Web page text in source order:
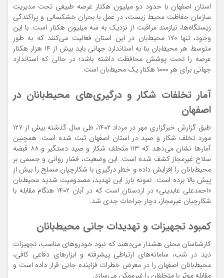
استان اصفهان با حدود دو میلیون هکتار عرصه طبیعی تحت مدیریت
سازمان حفاظت محیط زیست، در عمل با بحران خشکسالی و پراکندگی
زیستگاه‌ها، نیازمند مراقبت از نزدیک به سه میلیون هکتار است. با این
وجود، تنها ۱۷۰ محیط‌بان در این استان فعالیت می‌کنند که به طور
متوسط هر محیط‌بان بنا به استاندارد جهانی باید بیش از ۱۴ هزار هکتار
عرصه را تحت پوشش محافظت داشته باشد؛ در حالی که استاندارد
جهانی برای هر ۱۰۰۰ هکتار یک محیط‌بان است.
آمار تخلفات شکار و درگیری‌های محیط‌بانان در
اصفهان
طبق گزارش خبرگزاری مهر در مرداد ۱۴۰۲، طی سال گذشته بیش از ۱۲۷
مورد تخلف شکار و صید در استان اصفهان ثبت شده است. همچنین
آمارها نشان می‌دهد که ۱۱۳ متخلف شکار و صید دستگیر و ۸۸ قبضه
سلاح غیرمجاز کشف شده است. این وضعیت، فشار روانی و جسمی بر
محیط‌بانان را افزایش داده و خطر درگیری با شکارچیان مسلح را بیش از
پیش بالا برده است. نمونه بارز این تهدید، مصدومیت شدید محیط‌بان
«احمدعلی عابدینی» در اردستان است که در آبان ۱۴۰۲ هنگام مقابله با
شکارچیان غیرمجاز، دچار جراحات جدی شد.
کمبود تجهیزات و تهدیدات جانی محیط‌بانان
کارشناسان محلی هشدار می‌دهند که نبود خودروهای مناسب، تجهیزات
دید در شب، سامانه‌های ارتباطی پیشرفته و ابزارهای دفاعی کافی،
محیط‌بانان اصفهان را در معرض خطرات فزاینده جانی قرار داده است و
مقابله موثر با متخلفان را غیرممکن می‌سازد.